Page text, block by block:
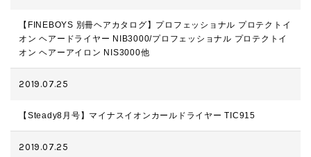
【FINEBOYS 別冊ヘアカタログ】プロフェッショナル プロテクトイ
オン ヘアードライヤー NIB3000/プロフェッショナル プロテクトイ
オン ヘアーアイロン NIS3000他
2019.07.25
【Steady8月号】マイナスイオンカールドライヤー TIC915
2019.07.25